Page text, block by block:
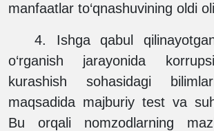
manfaatlar to‘qnashuvining oldi
4. Ishga qabul
o‘rganish jarayonida
kurashish sohasidagi
maqsadida majburiy test va
Bu orqali nomzodlarning